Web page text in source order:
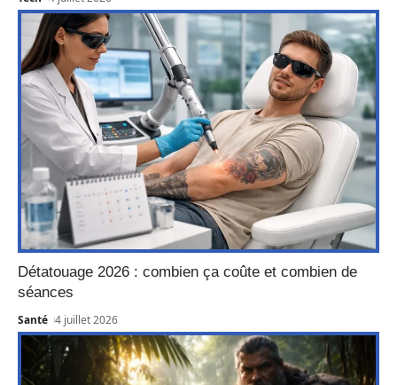
Détatouage 2026 : combien ça coûte et combien de
séances
Santé 4 juillet 2026